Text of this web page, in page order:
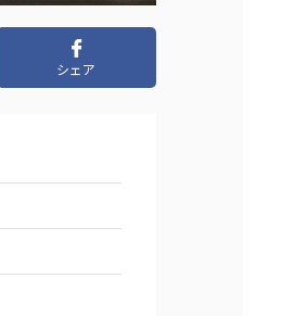
シェア